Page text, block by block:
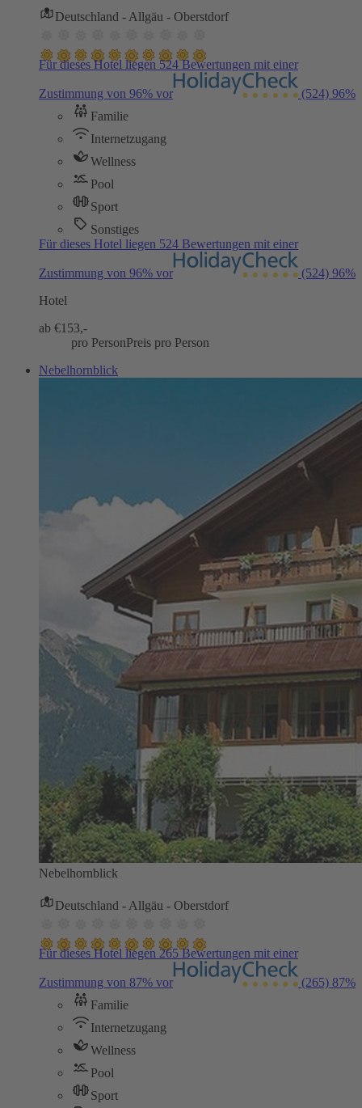
Deutschland - Allgäu - Oberstdorf
Für dieses Hotel liegen 524 Bewertungen mit einer
Zustimmung von 96% vor (524) 96%
Familie
Internetzugang
Wellness
Pool
Sport
Sonstiges
Für dieses Hotel liegen 524 Bewertungen mit einer
Zustimmung von 96% vor (524) 96%
Hotel
ab €153,-
pro PersonPreis pro Person
Nebelhornblick
Nebelhornblick
Deutschland - Allgäu - Oberstdorf
Für dieses Hotel liegen 265 Bewertungen mit einer
Zustimmung von 87% vor (265) 87%
Familie
Internetzugang
Wellness
Pool
Sport